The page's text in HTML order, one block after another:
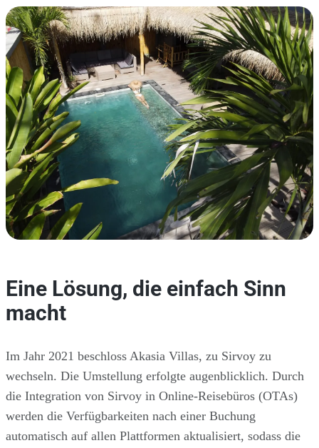
Eine Lösung, die einfach Sinn
macht
Im Jahr 2021 beschloss Akasia Villas, zu Sirvoy zu
wechseln. Die Umstellung erfolgte augenblicklich. Durch
die Integration von Sirvoy in Online-Reisebüros (OTAs)
werden die Verfügbarkeiten nach einer Buchung
automatisch auf allen Plattformen aktualisiert, sodass die